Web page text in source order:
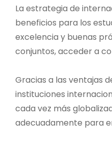
La estrategia de
beneficios para los
excelencia y buenas
conjuntos, acceder a
Gracias a las ventajas
instituciones
cada vez más
adecuadamente para